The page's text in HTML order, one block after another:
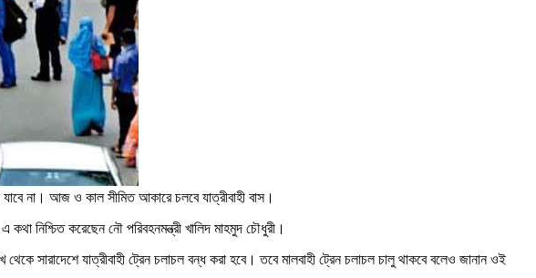
যাবে না। আজ ও কাল সীমিত আকারে চলবে যাত্রীবাহী বাস।
নিশ্চিত করেছেন নৌ পরিবহনমন্ত্রী খালিদ মাহমুদ চৌধুরী।
সারাদেশে যাত্রীবাহী ট্রেন চলাচল বন্ধ করা হবে। তবে মালবাহী ট্রেন চলাচল চালু থাকবে বলেও জানান ওই